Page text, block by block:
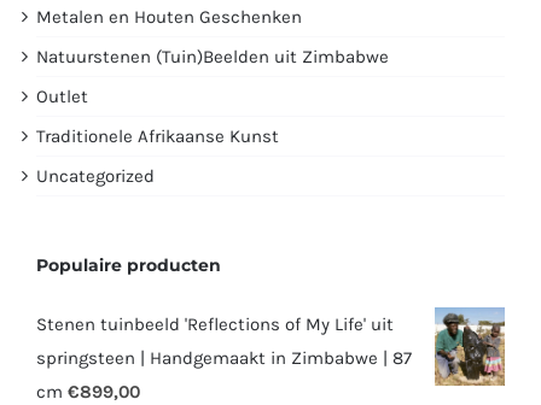
Metalen en Houten Geschenken
Natuurstenen (Tuin)Beelden uit Zimbabwe
Outlet
Traditionele Afrikaanse Kunst
Uncategorized
Populaire producten
Stenen tuinbeeld 'Reflections of My Life' uit
springsteen | Handgemaakt in Zimbabwe | 87
cm €899,00